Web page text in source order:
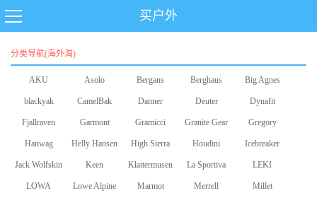
买户外
分类导航(海外淘)
AKU Asolo Bergans Berghaus Big Agnes
blackyak CamelBak Danner Deuter Dynafit
Fjallraven Garmont Gramicci Granite Gear Gregory
Hanwag Helly Hansen High Sierra Houdini Icebreaker
Jack Wolfskin Keen Klattermusen La Sportiva LEKI
LOWA Lowe Alpine Marmot Merrell Millet